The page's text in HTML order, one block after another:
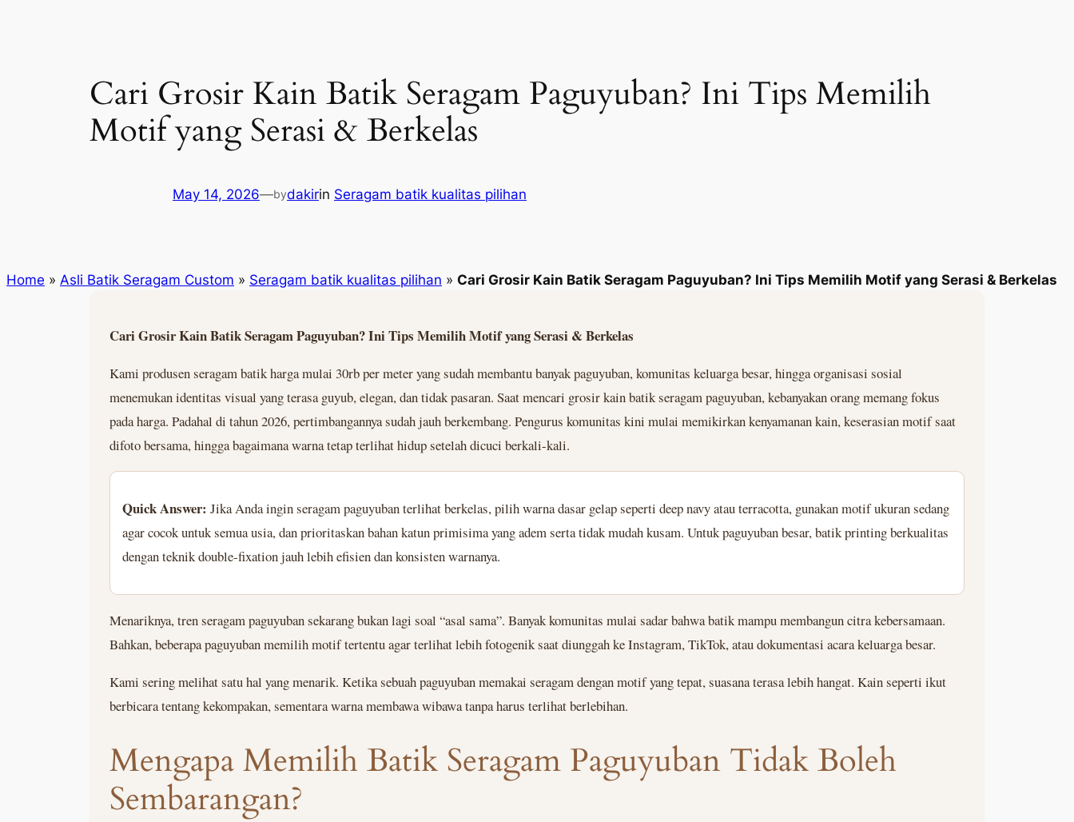
Cari Grosir Kain Batik Seragam Paguyuban? Ini Tips Memilih
Motif yang Serasi & Berkelas
May 14, 2026—bydakirin Seragam batik kualitas pilihan
Home » Asli Batik Seragam Custom » Seragam batik kualitas pilihan » Cari Grosir Kain Batik Seragam Paguyuban? Ini Tips Memilih Motif yang Serasi & Berkelas
Cari Grosir Kain Batik Seragam Paguyuban? Ini Tips Memilih Motif yang Serasi & Berkelas
Kami produsen seragam batik harga mulai 30rb per meter yang sudah membantu banyak paguyuban, komunitas keluarga besar, hingga organisasi sosial
menemukan identitas visual yang terasa guyub, elegan, dan tidak pasaran. Saat mencari grosir kain batik seragam paguyuban, kebanyakan orang memang fokus
pada harga. Padahal di tahun 2026, pertimbangannya sudah jauh berkembang. Pengurus komunitas kini mulai memikirkan kenyamanan kain, keserasian motif saat
difoto bersama, hingga bagaimana warna tetap terlihat hidup setelah dicuci berkali-kali.
Quick Answer: Jika Anda ingin seragam paguyuban terlihat berkelas, pilih warna dasar gelap seperti deep navy atau terracotta, gunakan motif ukuran sedang
agar cocok untuk semua usia, dan prioritaskan bahan katun primisima yang adem serta tidak mudah kusam. Untuk paguyuban besar, batik printing berkualitas
dengan teknik double-fixation jauh lebih efisien dan konsisten warnanya.
Menariknya, tren seragam paguyuban sekarang bukan lagi soal “asal sama”. Banyak komunitas mulai sadar bahwa batik mampu membangun citra kebersamaan.
Bahkan, beberapa paguyuban memilih motif tertentu agar terlihat lebih fotogenik saat diunggah ke Instagram, TikTok, atau dokumentasi acara keluarga besar.
Kami sering melihat satu hal yang menarik. Ketika sebuah paguyuban memakai seragam dengan motif yang tepat, suasana terasa lebih hangat. Kain seperti ikut
berbicara tentang kekompakan, sementara warna membawa wibawa tanpa harus terlihat berlebihan.
Mengapa Memilih Batik Seragam Paguyuban Tidak Boleh
Sembarangan?